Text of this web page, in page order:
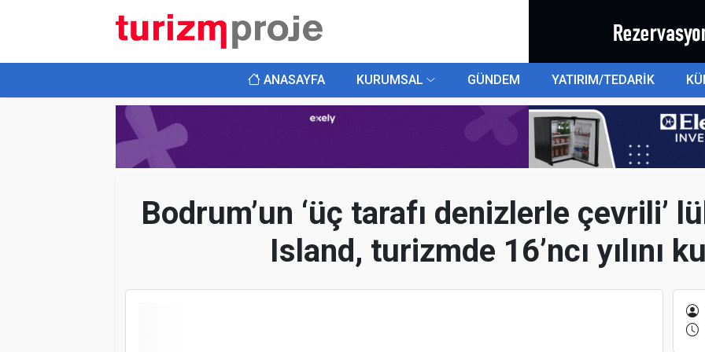
ANASAYFA KURUMSAL GÜNDEM YATIRIM/TEDARİK
Bodrum’un ‘üç tarafı denizlerle çevrili’
Island, turizmde 16’ncı yılını